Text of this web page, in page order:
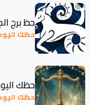
حظ برج
حظك
حظك اليوم
حظك